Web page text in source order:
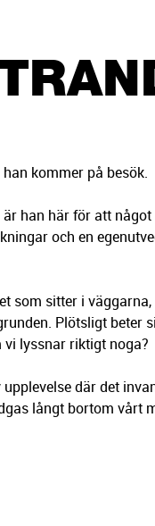
kommer på besök.
han här för att
och en
sitter i
Plötsligt beter
vi lyssnar riktigt noga?
där det
långt bortom vårt